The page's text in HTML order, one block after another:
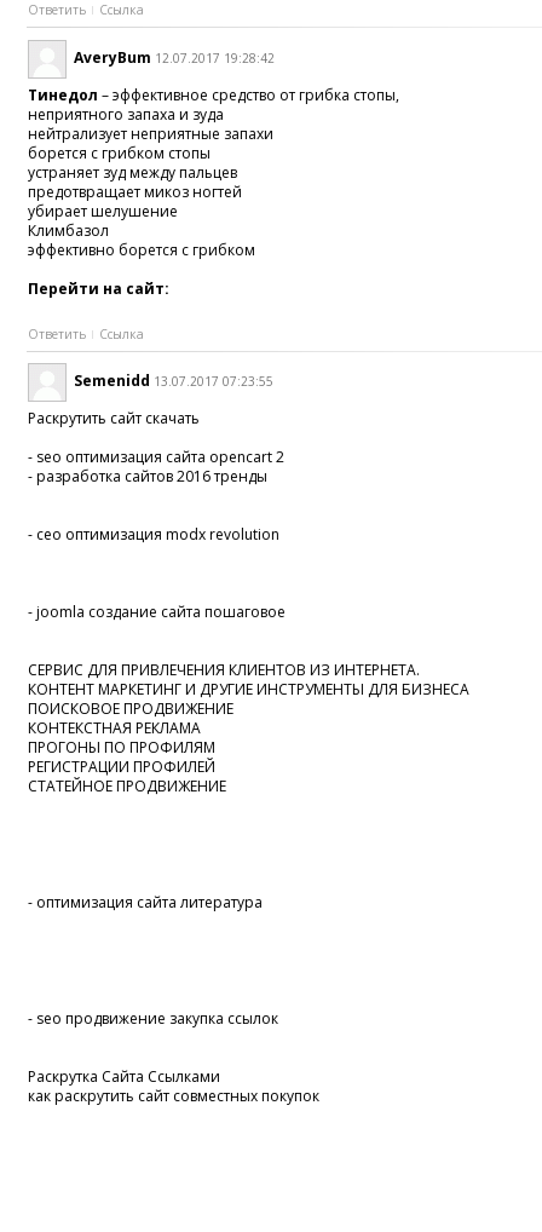
Ответить Ссылка
AveryBum 12.07.2017 19:28:42
Тинедол – эффективное средство от грибка стопы,
неприятного запаха и зуда
нейтрализует неприятные запахи
борется с грибком стопы
устраняет зуд между пальцев
предотвращает микоз ногтей
убирает шелушение
Климбазол
эффективно борется с грибком
Перейти на сайт:
Ответить Ссылка
Semenidd 13.07.2017 07:23:55
Раскрутить сайт скачать
- seo оптимизация сайта opencart 2
- разработка сайтов 2016 тренды
- сео оптимизация modx revolution
- joomla создание сайта пошаговое
СЕРВИС ДЛЯ ПРИВЛЕЧЕНИЯ КЛИЕНТОВ ИЗ ИНТЕРНЕТА.
КОНТЕНТ МАРКЕТИНГ И ДРУГИЕ ИНСТРУМЕНТЫ ДЛЯ БИЗНЕСА
ПОИСКОВОЕ ПРОДВИЖЕНИЕ
КОНТЕКСТНАЯ РЕКЛАМА
ПРОГОНЫ ПО ПРОФИЛЯМ
РЕГИСТРАЦИИ ПРОФИЛЕЙ
СТАТЕЙНОЕ ПРОДВИЖЕНИЕ
- оптимизация сайта литература
- seo продвижение закупка ссылок
Раскрутка Сайта Ссылками
как раскрутить сайт совместных покупок